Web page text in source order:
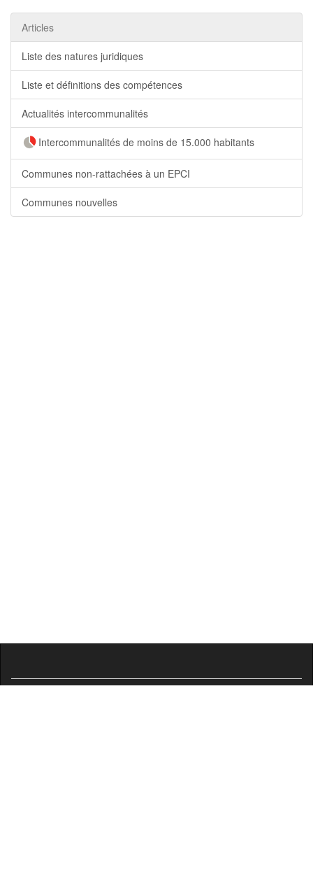
Articles
Liste des natures juridiques
Liste et définitions des compétences
Actualités intercommunalités
Intercommunalités de moins de 15.000 habitants
Communes non-rattachées à un EPCI
Communes nouvelles